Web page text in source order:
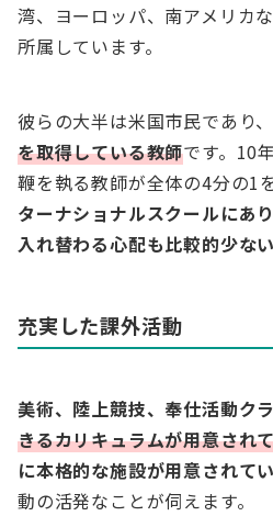
湾、ヨーロッパ、南アメリカ
所属しています。
彼らの大半は米国市民であり
を取得している教師です。10
鞭を執る教師が全体の4分の1
ターナショナルスクールにあ
入れ替わる心配も比較的少ない
充実した課外活動
美術、陸上競技、奉仕活動ク
きるカリキュラムが用意され
に本格的な施設が用意されて
動の活発なことが伺えます。